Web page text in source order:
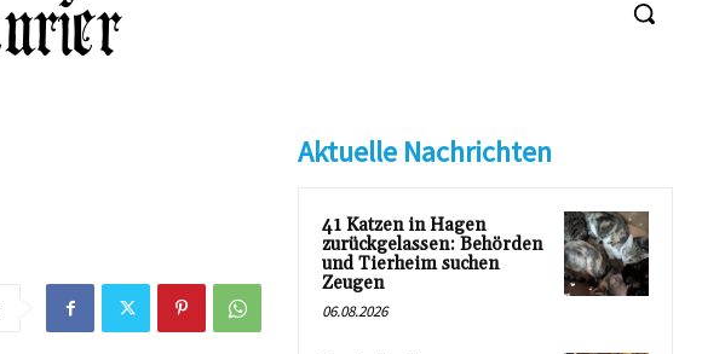
Aktuelle Nachrichten
41 Katzen in Hagen
zurückgelassen: Behörden
und Tierheim suchen
Zeugen
06.08.2026